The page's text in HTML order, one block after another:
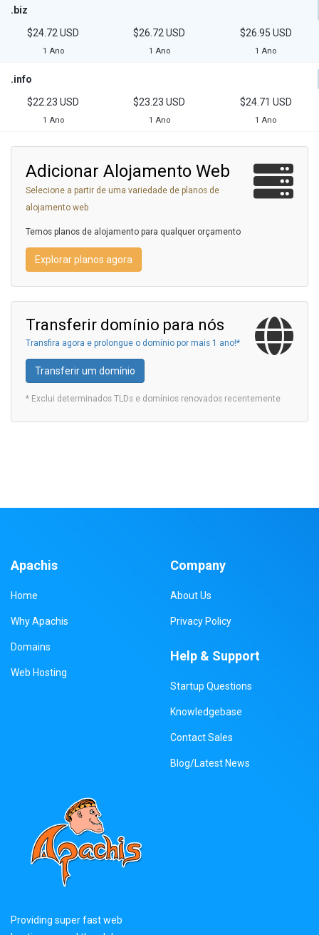
.biz
$24.72 USD
1 Ano
$26.72 USD
1 Ano
$26.95 USD
1 Ano
.info
$22.23 USD
1 Ano
$23.23 USD
1 Ano
$24.71 USD
1 Ano
Adicionar Alojamento Web
Selecione a partir de uma variedade de planos de
alojamento web
Temos planos de alojamento para qualquer orçamento
Explorar planos agora
Transferir domínio para nós
Transfira agora e prolongue o domínio por mais 1 ano!*
Transferir um domínio
* Exclui determinados TLDs e domínios renovados recentemente
Apachis
Home
Why Apachis
Domains
Web Hosting
Company
About Us
Privacy Policy
Help & Support
Startup Questions
Knowledgebase
Contact Sales
Blog/Latest News
Providing super fast web